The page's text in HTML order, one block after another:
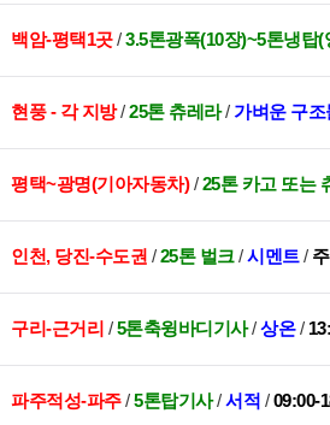
백암-평택1곳/3.5톤광폭(10장)~5톤냉탑(
현풍 - 각 지방/25톤 츄레라/ 가벼운 구
평택~광명(기아자동차)/25톤 카고 또는
인천, 당진-수도권 /25톤 벌크/시멘트/
구리-근거리 /5톤축윙바디기사/상온/
파주적성-파주/5톤탑기사/서적 /09:00-